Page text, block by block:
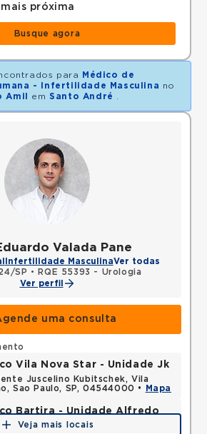
próxima
Busque agora
para
Médico de
- Infertilidade Masculina no
Amil em Santo André
Valada Pane
Infertilidade MasculinaVer todas
SP •
RQE 55393 - Urologia
Ver perfil
uma consulta
Vila Nova Star - Unidade Jk
Juscelino Kubitschek, Vila
Sao Paulo, SP, 04544000 •
Mapa
Bartira - Unidade Alfredo
Veja mais locais